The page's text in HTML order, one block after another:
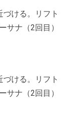
ける。リフト
サナ（2回目）
ける。リフト
サナ（2回目）